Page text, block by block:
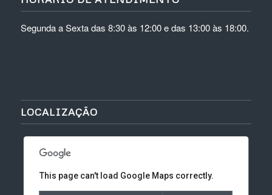
Segunda a Sexta das 8:30 às 12:00 e das 13:00 às 18:00.
LOCALIZAÇÃO
This page can't load Google Maps correctly.